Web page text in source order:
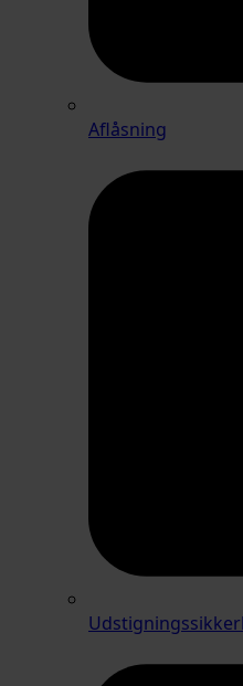
Aflåsning